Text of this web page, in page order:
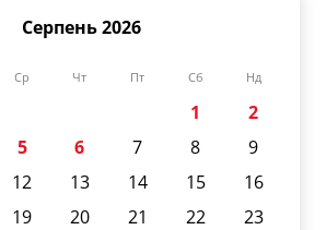
Серпень 2026
Ср Чт Пт Сб Нд
1
2
5 6 7 8
9
12 13 14 15
16
19 20 21 22
23